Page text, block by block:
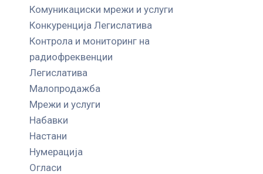
Комуникациски мрежи и услуги
Конкуренција Легислатива
Контрола и мониторинг на
радиофреквенции
Легислатива
Малопродажба
Мрежи и услуги
Набавки
Настани
Нумерација
Огласи